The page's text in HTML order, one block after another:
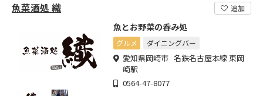
魚菜酒処 織 追加
魚とお野菜の呑み処
グルメ ダイニングバー
愛知県岡崎市 名鉄名古屋本線 東岡
崎駅
0564-47-8077